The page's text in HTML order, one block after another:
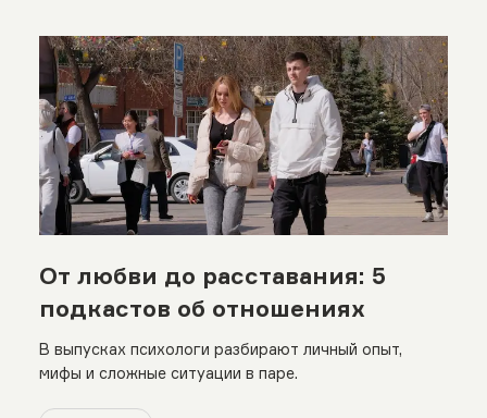
От любви до расставания: 5
подкастов об отношениях
В выпусках психологи разбирают личный опыт,
мифы и сложные ситуации в паре.